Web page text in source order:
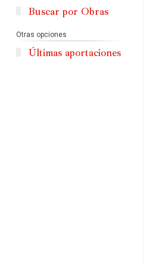
Buscar por Obras
Otras opciones
Últimas aportaciones